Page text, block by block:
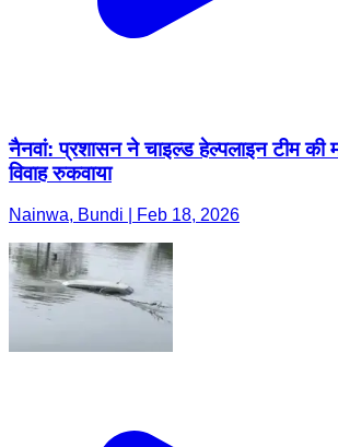
नैनवां: प्रशासन ने चाइल्ड हेल्पलाइन टीम की
विवाह रुकवाया
Nainwa, Bundi | Feb 18, 2026